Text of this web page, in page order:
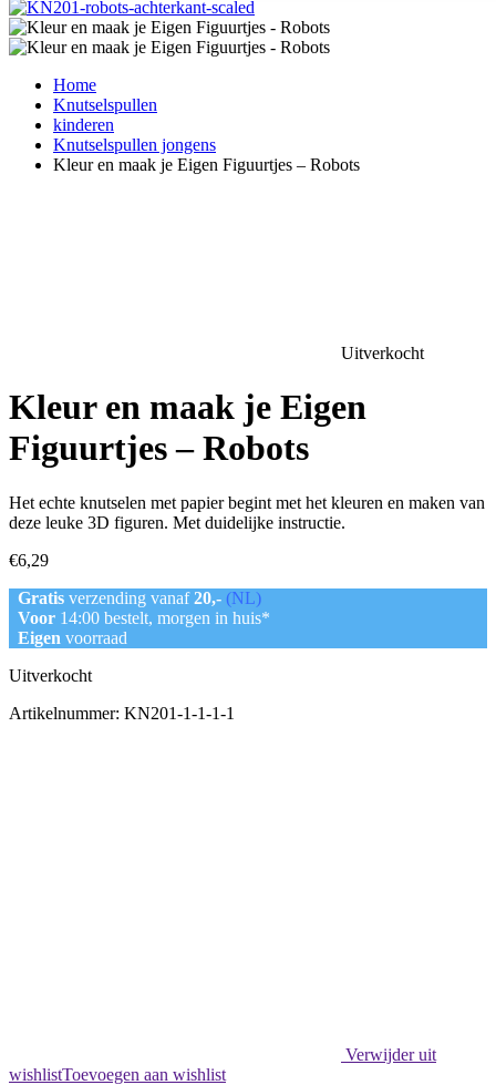
Home
Knutselspullen
kinderen
Knutselspullen jongens
Kleur en maak je Eigen Figuurtjes – Robots
Uitverkocht
Kleur en maak je Eigen
Figuurtjes – Robots
Het echte knutselen met papier begint met het kleuren en maken van
deze leuke 3D figuren. Met duidelijke instructie.
€6,29
Gratis verzending vanaf20,- (NL)
Voor 14:00 bestelt, morgen in huis*
Eigen voorraad
Uitverkocht
Artikelnummer: KN201-1-1-1-1
Verwijder uit
wishlistToevoegen aan wishlist